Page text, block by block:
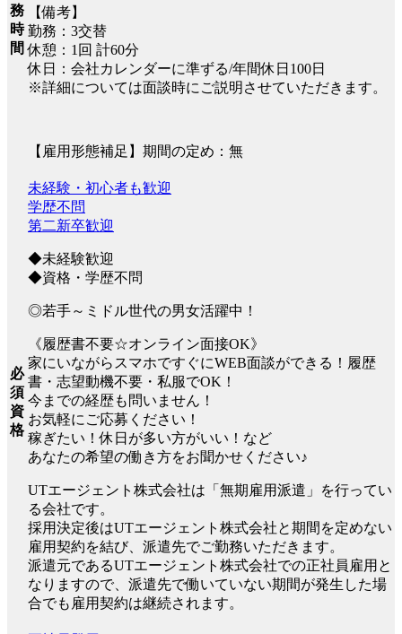
務
時
間
【備考】
勤務：3交替
休憩：1回 計60分
休日：会社カレンダーに準ずる/年間休日100日
※詳細については面談時にご説明させていただきます。
【雇用形態補足】期間の定め：無
必
須
資
格
未経験・初心者も歓迎
学歴不問
第二新卒歓迎
◆未経験歓迎
◆資格・学歴不問
◎若手～ミドル世代の男女活躍中！
《履歴書不要☆オンライン面接OK》
家にいながらスマホですぐにWEB面談ができる！履歴
書・志望動機不要・私服でOK！
今までの経歴も問いません！
お気軽にご応募ください！
稼ぎたい！休日が多い方がいい！など
あなたの希望の働き方をお聞かせください♪
UTエージェント株式会社は「無期雇用派遣」を行ってい
る会社です。
採用決定後はUTエージェント株式会社と期間を定めない
雇用契約を結び、派遣先でご勤務いただきます。
派遣元であるUTエージェント株式会社での正社員雇用と
なりますので、派遣先で働いていない期間が発生した場
合でも雇用契約は継続されます。